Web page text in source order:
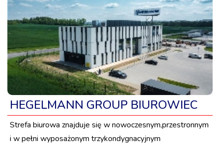
HEGELMANN GROUP BIUROWIEC
Strefa biurowa znajduje się w nowoczesnym,przestronnym
i w pełni wyposażonym trzykondygnacyjnym